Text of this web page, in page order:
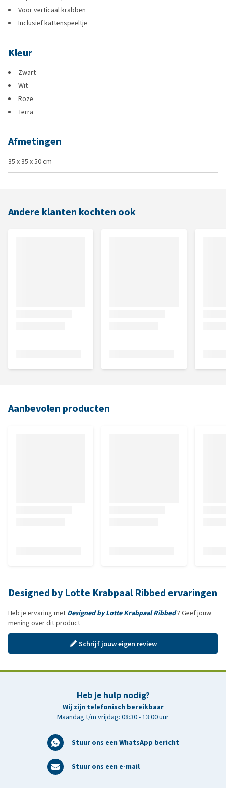
Voor verticaal krabben
Inclusief kattenspeeltje
Kleur
Zwart
Wit
Roze
Terra
Afmetingen
35 x 35 x 50 cm
Andere klanten kochten ook
Aanbevolen producten
Designed by Lotte Krabpaal Ribbed ervaringen
Heb je ervaring met Designed by Lotte Krabpaal Ribbed? Geef jouw
mening over dit product
Schrijf jouw eigen review
Heb je hulp nodig?
Wij zijn telefonisch bereikbaar
Maandag t/m vrijdag: 08:30 - 13:00 uur
Stuur ons een WhatsApp bericht
Stuur ons een e-mail